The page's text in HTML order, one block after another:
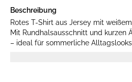
Beschreibung
Rotes T-Shirt aus Jersey mit
Mit Rundhalsausschnitt und kurzen
– ideal für sommerliche
Touch. Das Model ist 175 cm groß